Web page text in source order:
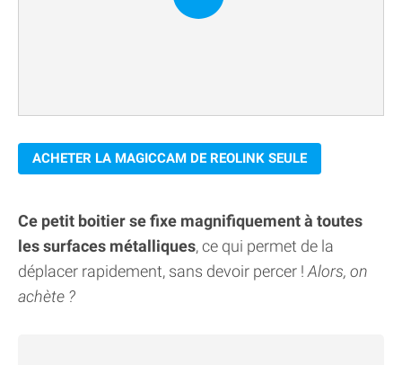
ACHETER LA MAGICCAM DE REOLINK SEULE
Ce petit boitier se fixe magnifiquement à toutes
les surfaces métalliques, ce qui permet de la
déplacer rapidement, sans devoir percer ! Alors, on
achète ?